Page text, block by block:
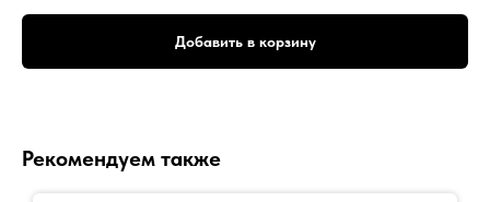
Добавить в корзину
Рекомендуем также